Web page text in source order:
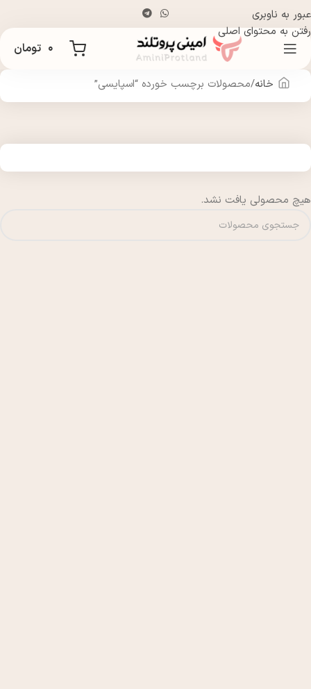
عبور به ناوبری
رفتن به محتوای اصلی
۰ تومان
خانه محصولات برچسب خورده “اسپایسی”
هیچ محصولی یافت نشد.